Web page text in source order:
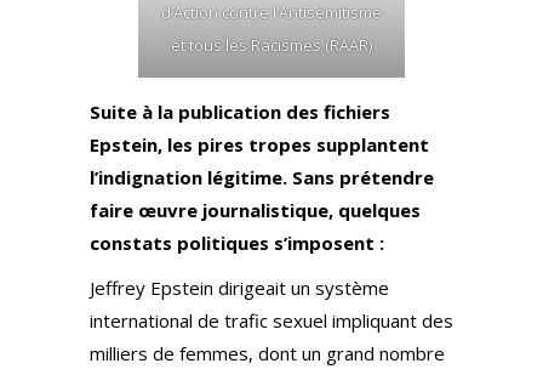
d’Action contre l’Antisémitisme
et tous les Racismes (RAAR)
Suite à la publication des fichiers
Epstein, les pires tropes supplantent
l’indignation légitime. Sans prétendre
faire œuvre journalistique, quelques
constats politiques s’imposent :
Jeffrey Epstein dirigeait un système
international de trafic sexuel impliquant des
milliers de femmes, dont un grand nombre